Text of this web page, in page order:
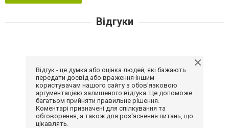
Відгуки
Відгук - це думка або оцінка людей, які бажають
передати досвід або враження іншим
користувачам нашого сайту з обов'язковою
аргументацією залишеного відгука. Це допоможе
багатьом прийняти правильне рішення.
Коментарі призначені для спілкування та
обговорення, а також для роз'яснення питань, що
цікавлять.